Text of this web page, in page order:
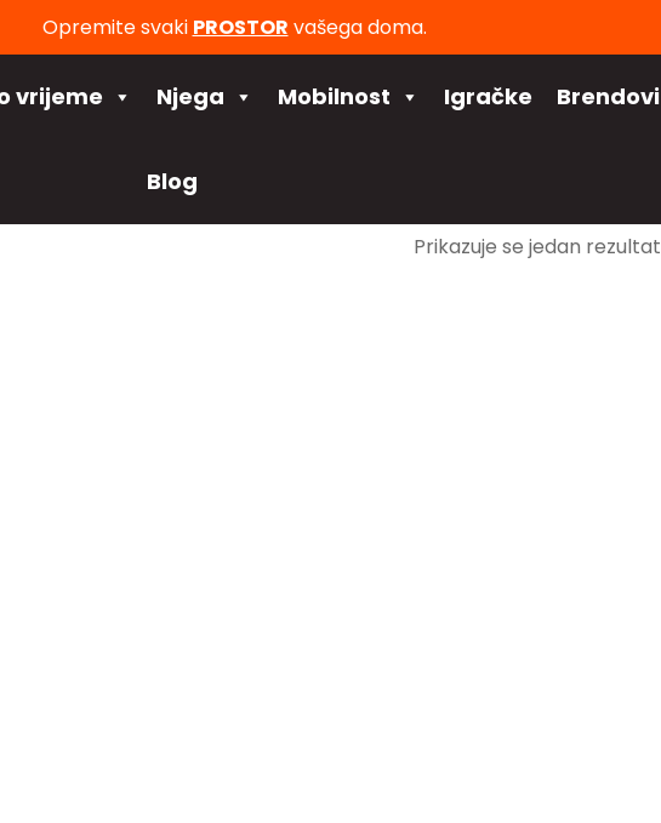
Opremite svaki PROSTOR vašega doma.
vrijeme Njega Mobilnost Igračke Brendovi
Blog
Prikazuje se jedan rezultat